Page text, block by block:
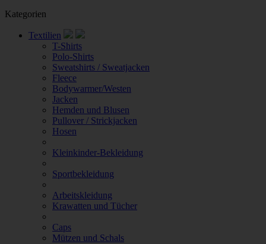
Kategorien
Textilien
T-Shirts
Polo-Shirts
Sweatshirts / Sweatjacken
Fleece
Bodywarmer/Westen
Jacken
Hemden und Blusen
Pullover / Strickjacken
Hosen
Kleinkinder-Bekleidung
Sportbekleidung
Arbeitskleidung
Krawatten und Tücher
Caps
Mützen und Schals